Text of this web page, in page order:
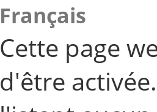
Français
Cette page
d'être